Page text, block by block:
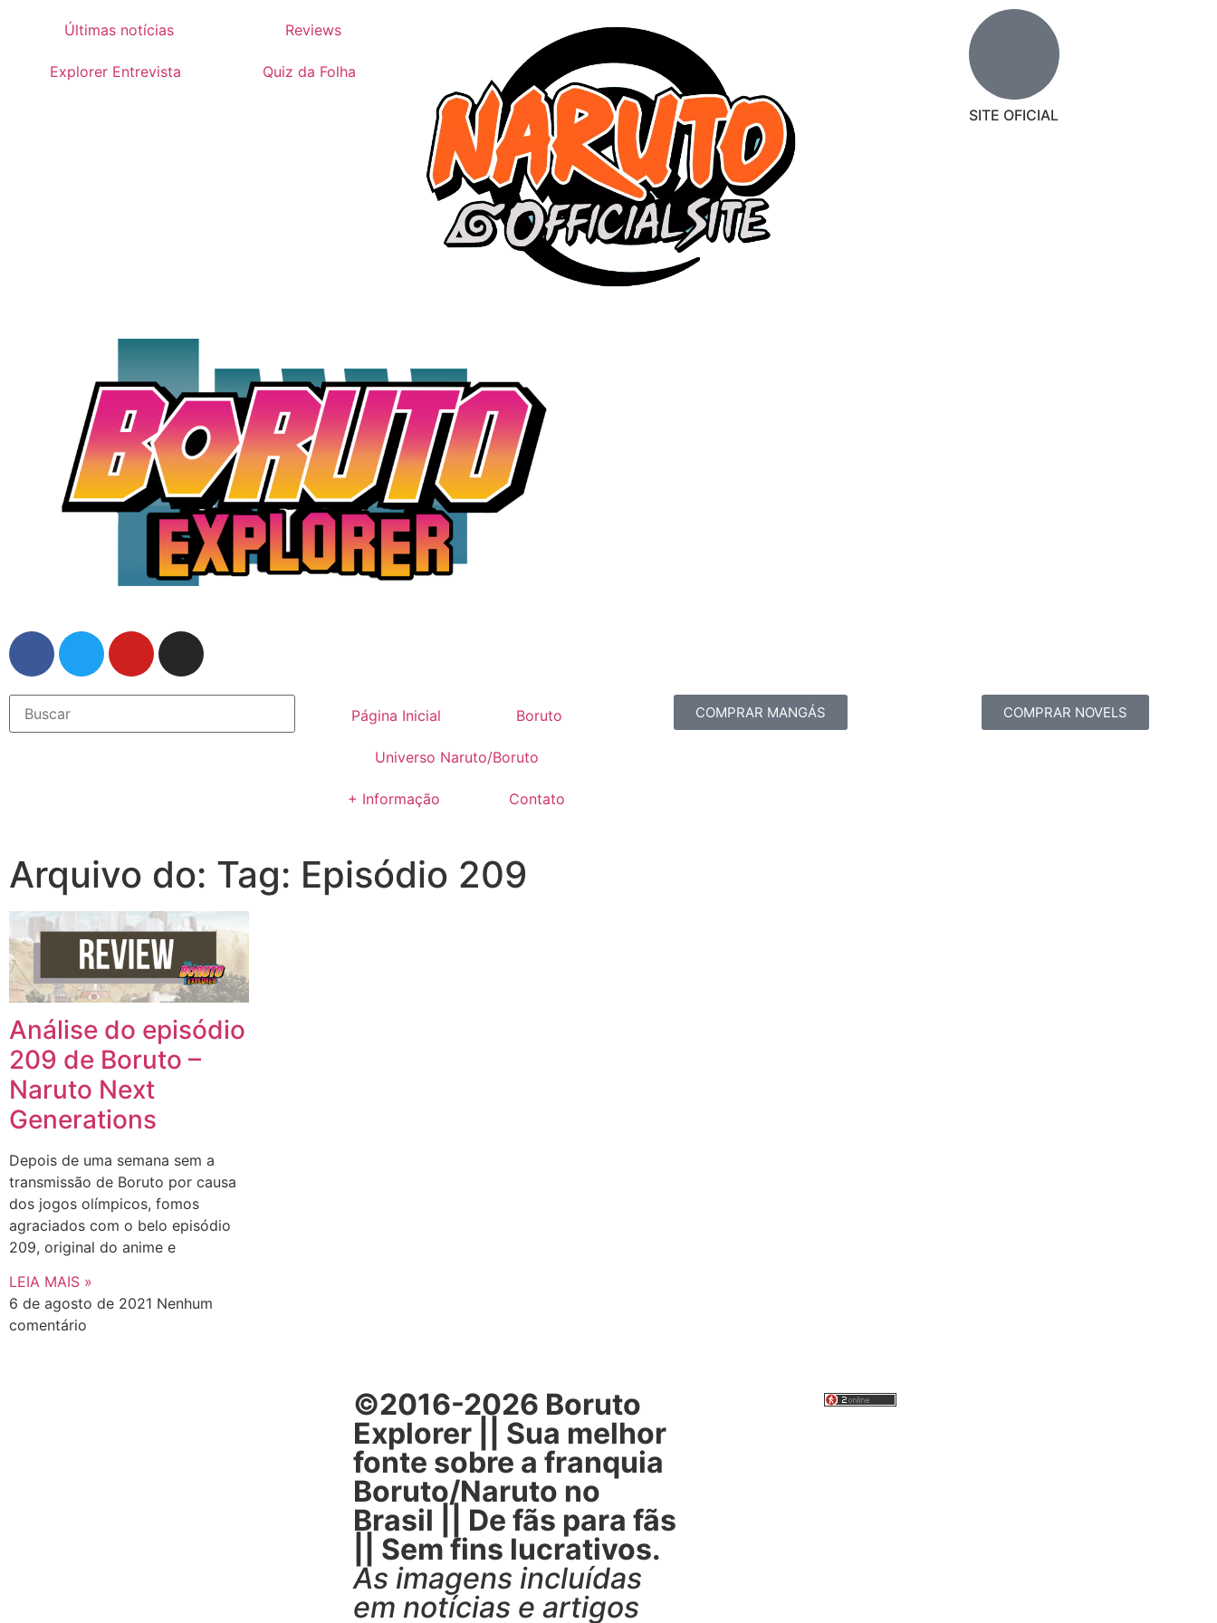
Últimas notícias Reviews
Explorer Entrevista Quiz da Folha
SITE OFICIAL
Página Inicial Boruto
Universo Naruto/Boruto
+ Informação Contato
COMPRAR MANGÁS COMPRAR NOVELS
Arquivo do: Tag: Episódio 209
Análise do episódio
209 de Boruto –
Naruto Next
Generations
Depois de uma semana sem a
transmissão de Boruto por causa
dos jogos olímpicos, fomos
agraciados com o belo episódio
209, original do anime e
LEIA MAIS »
6 de agosto de 2021 Nenhum
comentário
©2016-2026 Boruto
Explorer || Sua melhor
fonte sobre a franquia
Boruto/Naruto no
Brasil || De fãs para fãs
|| Sem fins lucrativos.
As imagens incluídas
em notícias e artigos